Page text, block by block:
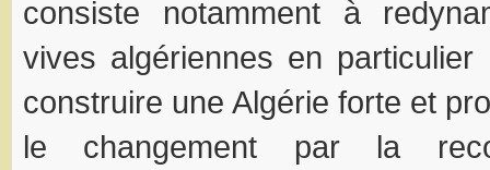
consiste notamment à
vives algériennes en
construire une Algérie forte et
le changement par la